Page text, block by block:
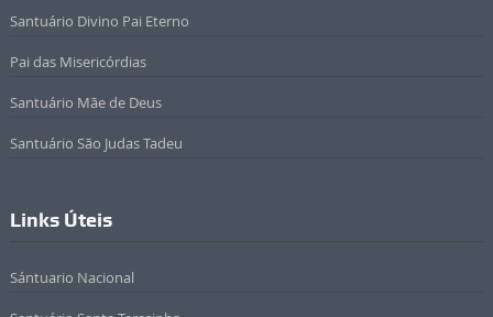
Santuário Divino Pai Eterno
Pai das Misericórdias
Santuário Mãe de Deus
Santuário São Judas Tadeu
Links Úteis
Sántuario Nacional